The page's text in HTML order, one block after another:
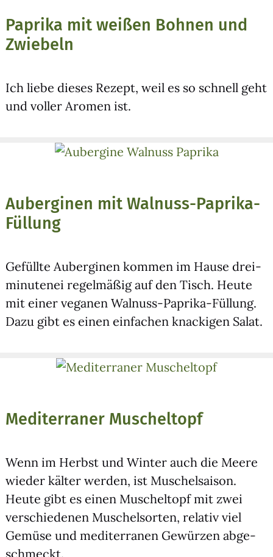
Paprika mit weißen Bohnen und
Zwiebeln
Ich lie­be die­ses Rezept, weil es so schnell geht
und vol­ler Aro­men ist.
Auberginen mit Walnuss-Paprika-
Füllung
Gefüll­te Auber­gi­nen kom­men im Hau­se drei­
mi­nu­te­nei regel­mä­ßig auf den Tisch. Heu­te
mit einer vega­nen Wal­nuss-Papri­ka-Fül­lung.
Dazu gibt es einen ein­fa­chen kna­cki­gen Salat.
Mediterraner Muscheltopf
Wenn im Herbst und Win­ter auch die Mee­re
wie­der käl­ter wer­den, ist Muschel­sai­son.
Heu­te gibt es einen Muschel­topf mit zwei
ver­schie­de­nen Muschel­sor­ten, rela­tiv viel
Gemü­se und medi­ter­ra­nen Gewür­zen abge­
schmeckt.